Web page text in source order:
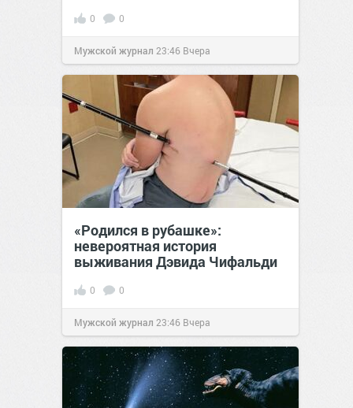
0 0
Мужской журнал 23:46 Вчера
«Родился в рубашке»:
невероятная история
выживания Дэвида Чифальди
0 0
Мужской журнал 23:46 Вчера